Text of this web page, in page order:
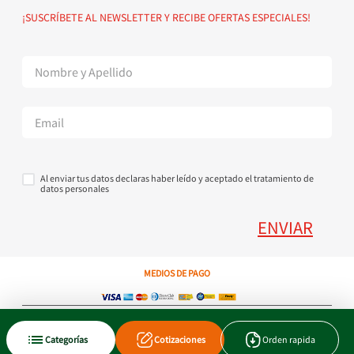
Categorías Cotizaciones Orden rapida
Suscribete al Newsletter
Superintendencia de Industria y Comercio
¡SUSCRÍBETE AL NEWSLETTER Y RECIBE OFERTAS ESPECIALES!
Al enviar tus datos declaras haber leído y aceptado el tratamiento de
datos personales
ENVIAR
MEDIOS DE PAGO
Copyright © 2023 JEN SA. Derechos Reservados. Util.com.co.